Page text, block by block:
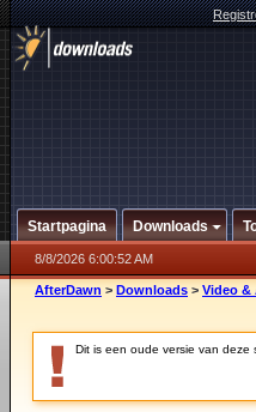
Startpagina Downloads
8/8/2026 6:00:52 AM
AfterDawn > Downloads > Video &
Dit is een oude versie van deze